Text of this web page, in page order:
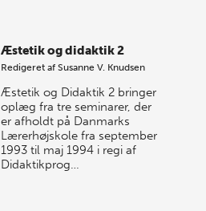
Æstetik og didaktik 2
Redigeret afSusanne V. Knudsen
Æstetik og Didaktik 2 bringer
oplæg fra tre seminarer, der
er afholdt på Danmarks
Lærerhøjskole fra september
1993 til maj 1994 i regi af
Didaktikprog…